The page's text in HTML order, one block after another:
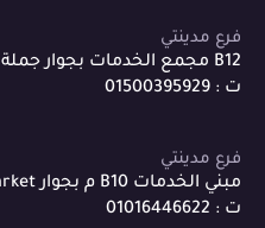
فرع مدينتي
B12 مجمع الخدمات بجوار جملة ماركت
ت : 01500395929
فرع مدينتي
مبني الخدمات B10 م بجوار penny market .
ت : 01016446622